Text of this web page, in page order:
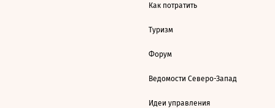
Как потратить
Туризм
Форум
Ведомости Северо-Запад
Идеи управления